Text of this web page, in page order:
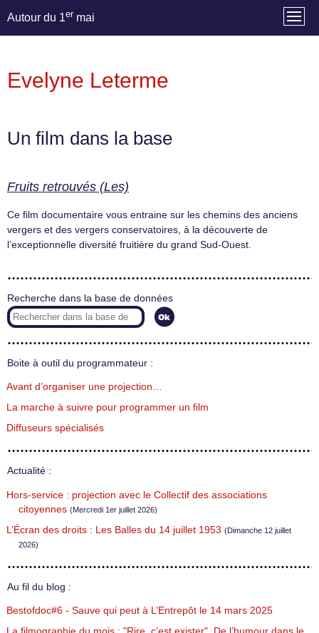
Autour du 1er mai
Evelyne Leterme
Un film dans la base
Fruits retrouvés (Les)
Ce film documentaire vous entraine sur les chemins des anciens
vergers et des vergers conservatoires, à la découverte de
l’exceptionnelle diversité fruitière du grand Sud-Ouest.
Recherche dans la base de données
Boite à outil du programmateur :
Avant d’organiser une projection…
La marche à suivre pour programmer un film
Diffuseurs spécialisés
Actualité :
Hors-service : projection avec le Collectif des associations
citoyennes (Mercredi 1er juillet 2026)
L’Écran des droits : Les Balles du 14 juillet 1953 (Dimanche 12 juillet
2026)
Au fil du blog :
Bestofdoc#6 - Sauve qui peut à L’Entrepôt le 14 mars 2025